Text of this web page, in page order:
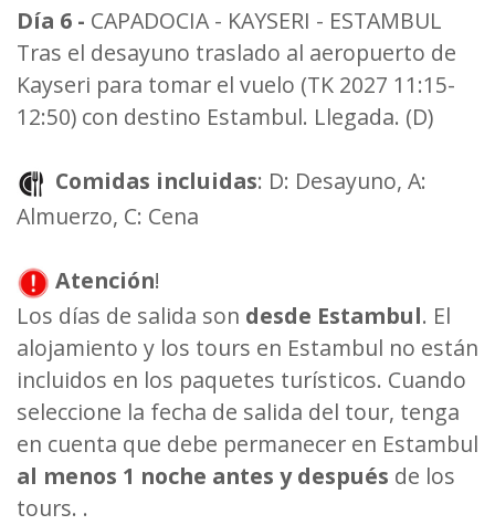
Día 6 - CAPADOCIA - KAYSERI - ESTAMBUL
Tras el desayuno traslado al aeropuerto de
Kayseri para tomar el vuelo (TK 2027 11:15-
12:50) con destino Estambul. Llegada. (D)
Comidas incluidas: D: Desayuno, A:
Almuerzo, C: Cena
Atención!
Los días de salida son desde Estambul. El
alojamiento y los tours en Estambul no están
incluidos en los paquetes turísticos. Cuando
seleccione la fecha de salida del tour, tenga
en cuenta que debe permanecer en Estambul
al menos 1 noche antes y después de los
tours. .